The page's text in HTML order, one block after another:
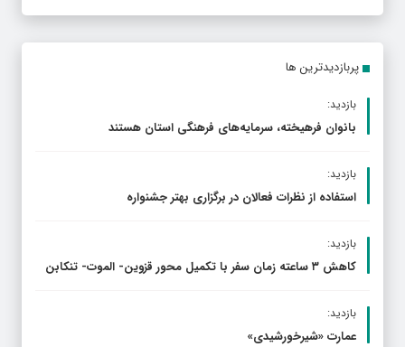
پربازدیدترین ها
بازدید:
بانوان فرهیخته، سرمایه‌های فرهنگی استان هستند
بازدید:
استفاده از نظرات فعالان در برگزاری بهتر جشنواره
بازدید:
کاهش ۳ ساعته زمان سفر با تکمیل محور قزوین- الموت- تنکابن
بازدید:
عمارت «شیرخورشیدی»